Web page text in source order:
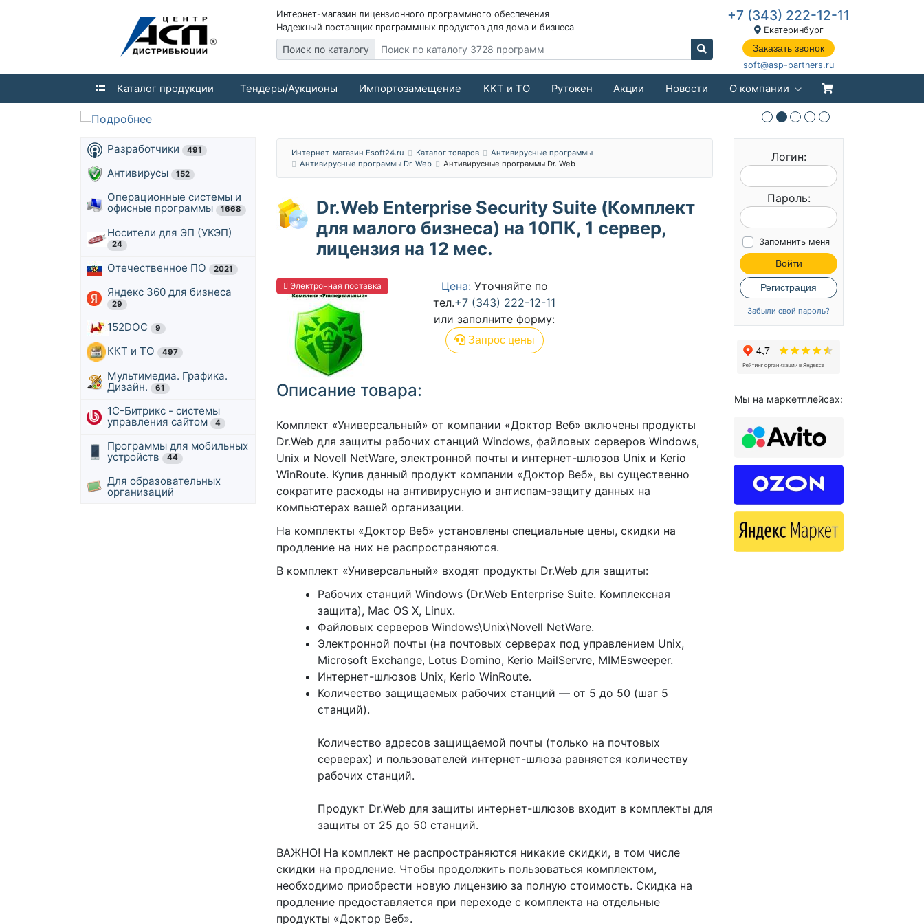
Интернет-магазин лицензионного программного обеспечения
Надежный поставщик программных продуктов для дома и бизнеса
Поиск по каталогу
+7 (343) 222-12-11
Екатеринбург
Заказать звонок
soft@asp-partners.ru
Каталог продукции Тендеры/Аукционы Импортозамещение ККТ и ТО Рутокен Акции Новости О компании
Разработчики 491
Антивирусы 152
Операционные системы и
офисные программы
1668
Носители для ЭП (УКЭП)
24
Отечественное ПО 2021
Яндекс 360 для бизнеса
29
152DOC 9
ККТ и ТО 497
Мультимедиа. Графика.
Дизайн.
61
1С-Битрикс - системы
управления сайтом
4
Программы для мобильных
устройств
44
Для образовательных
организаций
Интернет-магазин Esoft24.ru Каталог товаров
Антивирусные программы
Антивирусные программы Dr. Web
Антивирусные программы Dr. Web
Dr.Web Enterprise Security Suite (Комплект
для малого бизнеса) на 10ПК, 1 сервер,
лицензия на 12 мес.
Электронная поставка Цена: Уточняйте по
тел.+7 (343) 222-12-11
или заполните форму:
Запрос цены
Описание товара:
Комплект «Универсальный» от компании «Доктор Веб» включены продукты
Dr.Web для защиты рабочих станций Windows, файловых серверов Windows,
Unix и Novell NetWare, электронной почты и интернет-шлюзов Unix и Kerio
WinRoute. Купив данный продукт компании «Доктор Веб», вы существенно
сократите расходы на антивирусную и антиспам-защиту данных на
компьютерах вашей организации.
На комплекты «Доктор Веб» установлены специальные цены, скидки на
продление на них не распространяются.
В комплект «Универсальный» входят продукты Dr.Web для защиты:
Рабочих станций Windows (Dr.Web Enterprise Suite. Комплексная
защита), Mac OS X, Linux.
Файловых серверов Windows\Unix\Novell NetWare.
Электронной почты (на почтовых серверах под управлением Unix,
Microsoft Exchange, Lotus Domino, Kerio MailServre, MIMEsweeper.
Интернет-шлюзов Unix, Kerio WinRoute.
Количество защищаемых рабочих станций — от 5 до 50 (шаг 5
станций).
Количество адресов защищаемой почты (только на почтовых
серверах) и пользователей интернет-шлюза равняется количеству
рабочих станций.
Продукт Dr.Web для защиты интернет-шлюзов входит в комплекты для
защиты от 25 до 50 станций.
ВАЖНО! На комплект не распространяются никакие скидки, в том числе
скидки на продление. Чтобы продолжить пользоваться комплектом,
необходимо приобрести новую лицензию за полную стоимость. Скидка на
продление предоставляется при переходе с комплекта на отдельные
продукты «Доктор Веб».
Логин:
Пароль:
Запомнить меня
Войти
Регистрация
Забыли свой пароль?
Мы на маркетплейсах: